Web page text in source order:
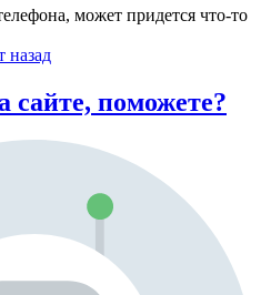
может придется что-то
назад
сайте, поможете?